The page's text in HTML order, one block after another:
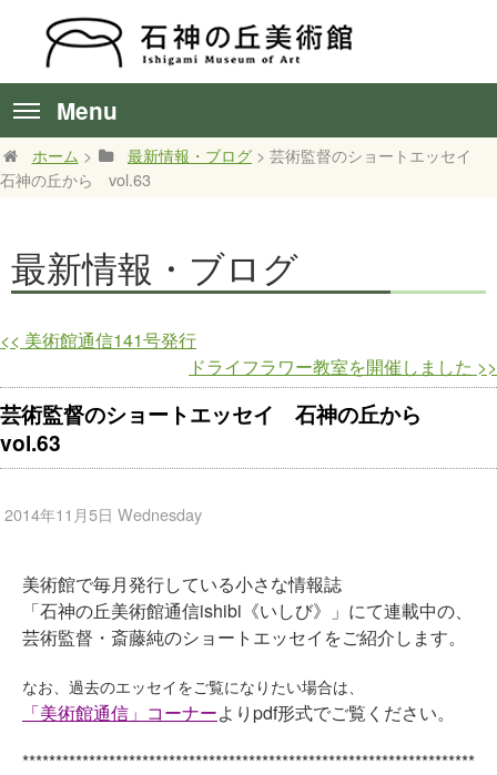
Menu
ホーム > 最新情報・ブログ > 芸術監督のショートエッセイ
石神の丘から vol.63
最新情報・ブログ
<< 美術館通信141号発行
ドライフラワー教室を開催しました >>
芸術監督のショートエッセイ 石神の丘から
vol.63
2014年11月5日 Wednesday
美術館で毎月発行している小さな情報誌
「石神の丘美術館通信ishibi《いしび》」にて連載中の、
芸術監督・斎藤純のショートエッセイをご紹介します。
なお、過去のエッセイをご覧になりたい場合は、
「美術館通信」コーナーよりpdf形式でご覧ください。
********************************************************************